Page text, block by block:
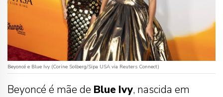
Beyoncé e Blue Ivy (Corine Solberg/Sipa USA via Reuters Connect)
Beyoncé é mãe de Blue Ivy, nascida em